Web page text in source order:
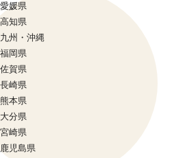
愛媛県
高知県
九州・沖縄
福岡県
佐賀県
長崎県
熊本県
大分県
宮崎県
鹿児島県